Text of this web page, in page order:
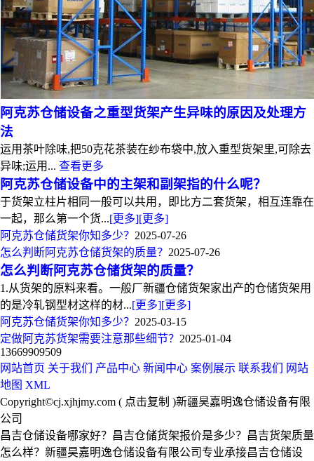
阿克苏仓储设备之重型货架产生异味的原因及处理方
法
运用茶叶除味,把50克花茶装在纱布袋中,放入重型货架里,可除去
异味;运用... 查看更多
阿克苏仓储设备中的主架和副架指的什么呢？
于货架立柱片相同一般可以共用，即比方二套货架，相互连靠在
一起，那么第一个货...[更多][更多]
阿克苏仓储货架你知多少？ 2025-07-26
怎么判断阿克苏仓储货架的质量？ 2025-07-26
怎么判断阿克苏仓储货架的质量？
1.从货架的原料来看。一般厂新疆仓储货架家出产的仓储货架用
的是冷轧钢型材这样的材...[更多][更多]
阿克苏仓储货架你知多少？ 2025-03-15
定做阿克苏货架需要注意那些细节？ 2025-01-04
13669909509
网站首页 关于我们 产品中心 新闻中心 案例展示 联系我们
网站
地图 XML
Copyright©cj.xjhjmy.com ( 点击复制 )新疆昊嘉明逸仓储设备有限
公司
昌吉仓储设备哪家好？昌吉仓储货架报价是多少？昌吉货架质量
怎么样？新疆昊嘉明逸仓储设备有限公司专业承接昌吉仓储设